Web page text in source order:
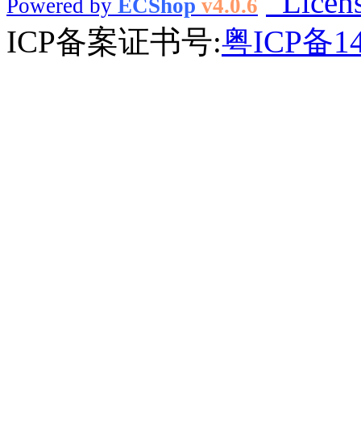
Powered by ECShop v4.0.6
ICP备案证书号:粤ICP备